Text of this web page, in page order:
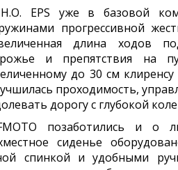
EPS уже в базовой
прогрессивной
длина ходов
и препятствия на
до 30 см
проходимость,
дорогу с глубокой
позаботились и о
сиденье
спинкой и удобными